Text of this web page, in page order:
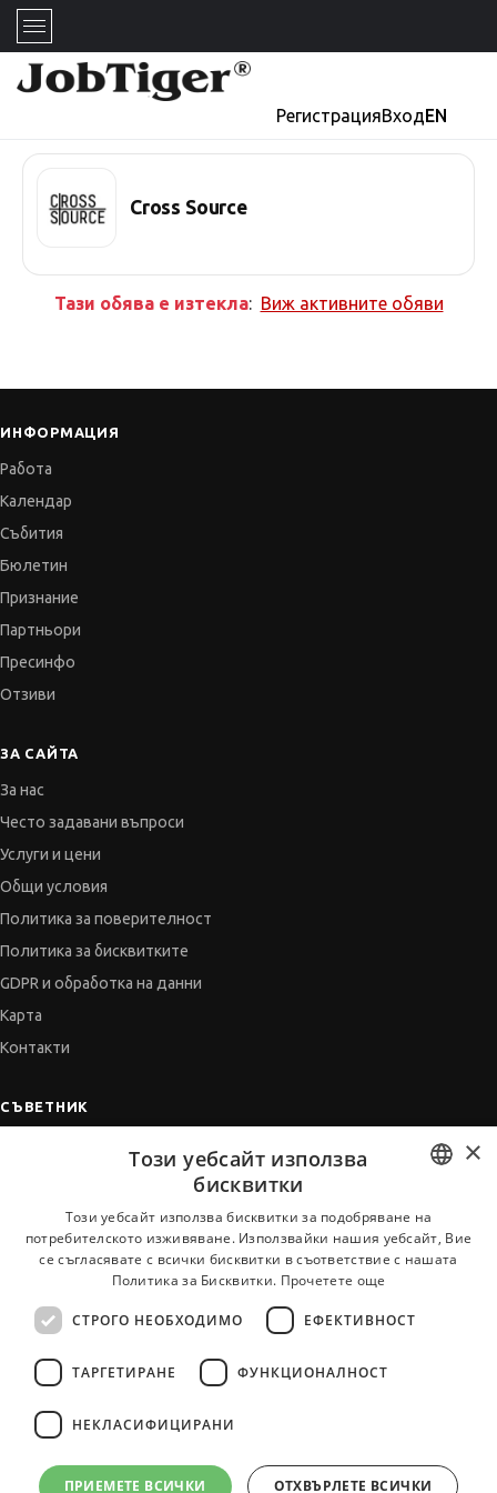
РегистрацияВходEN
Cross Source
Тази обява е изтекла: Виж активните обяви
ИНФОРМАЦИЯ
Работа
Календар
Събития
Бюлетин
Признание
Партньори
Пресинфо
Отзиви
ЗА САЙТА
За нас
Често задавани въпроси
Услуги и цени
Общи условия
Политика за поверителност
Политика за бисквитките
GDPR и обработка на данни
Карта
Контакти
СЪВЕТНИК
Когато получим оферта
Vihra AI
За новодошли
Всички услуги на JobTiger
BULGARIAN
ENGLISH
×
Този уебсайт използва
бисквитки
Този уебсайт използва бисквитки за подобряване на
потребителското изживяване. Използвайки нашия уебсайт, Вие
се съгласявате с всички бисквитки в съответствие с нашата
Политика за Бисквитки. Прочетете още
СТРОГО НЕОБХОДИМО ЕФЕКТИВНОСТ
ТАРГЕТИРАНЕ ФУНКЦИОНАЛНОСТ
НЕКЛАСИФИЦИРАНИ
ПРИЕМЕТЕ ВСИЧКИ ОТХВЪРЛЕТЕ ВСИЧКИ